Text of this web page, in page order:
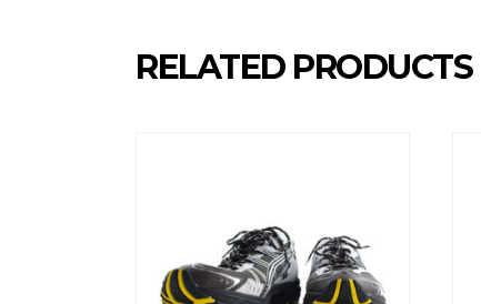
RELATED PRODUCTS
ADD TO CART